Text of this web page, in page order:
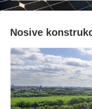
Nosive